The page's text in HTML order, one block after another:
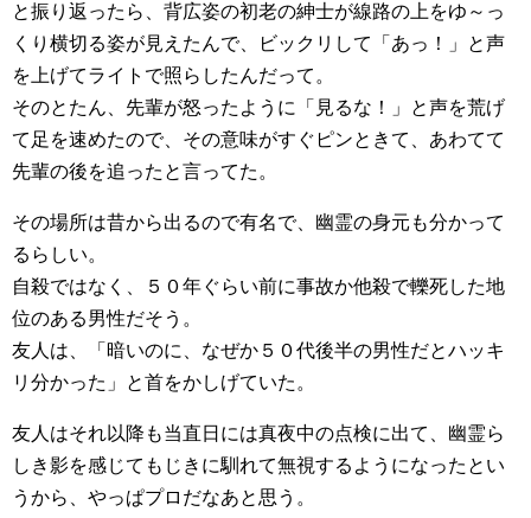
と振り返ったら、背広姿の初老の紳士が線路の上をゆ～っ
くり横切る姿が見えたんで、ビックリして「あっ！」と声
を上げてライトで照らしたんだって。
そのとたん、先輩が怒ったように「見るな！」と声を荒げ
て足を速めたので、その意味がすぐピンときて、あわてて
先輩の後を追ったと言ってた。
その場所は昔から出るので有名で、幽霊の身元も分かって
るらしい。
自殺ではなく、５０年ぐらい前に事故か他殺で轢死した地
位のある男性だそう。
友人は、「暗いのに、なぜか５０代後半の男性だとハッキ
リ分かった」と首をかしげていた。
友人はそれ以降も当直日には真夜中の点検に出て、幽霊ら
しき影を感じてもじきに馴れて無視するようになったとい
うから、やっぱプロだなあと思う。